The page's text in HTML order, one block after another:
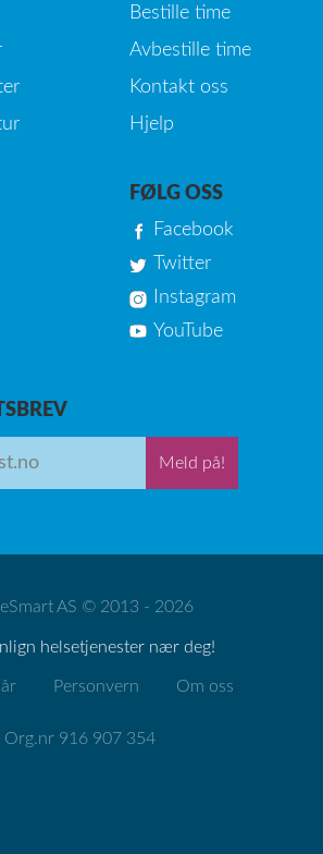
Bestille time
Avbestille time
Kontakt oss
Hjelp
FØLG OSS
Facebook
Twitter
Instagram
YouTube
Meld på!
AS © 2013 - 2026
helsetjenester nær deg!
Personvern Om oss
Org.nr 916 907 354